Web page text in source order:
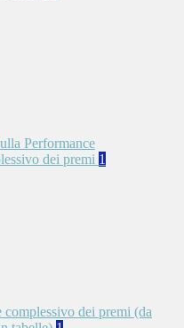
Performance
dei premi 1
complessivo dei premi (da